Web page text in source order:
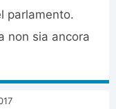
parlamento.
non sia ancora